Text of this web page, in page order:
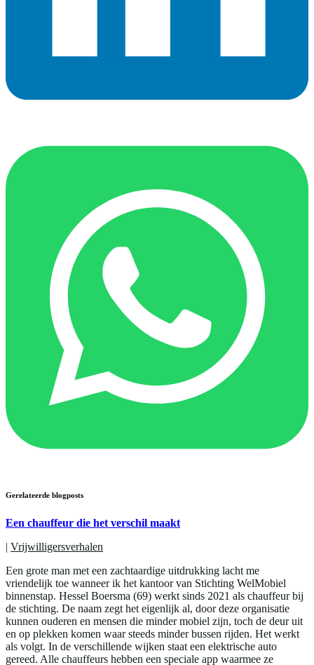
Gerelateerde blogposts
Een chauffeur die het verschil maakt
| Vrijwilligersverhalen
Een grote man met een zachtaardige uitdrukking lacht me
vriendelijk toe wanneer ik het kantoor van Stichting WelMobiel
binnenstap. Hessel Boersma (69) werkt sinds 2021 als chauffeur bij
de stichting. De naam zegt het eigenlijk al, door deze organisatie
kunnen ouderen en mensen die minder mobiel zijn, toch de deur uit
en op plekken komen waar steeds minder bussen rijden. Het werkt
als volgt. In de verschillende wijken staat een elektrische auto
gereed. Alle chauffeurs hebben een speciale app waarmee ze